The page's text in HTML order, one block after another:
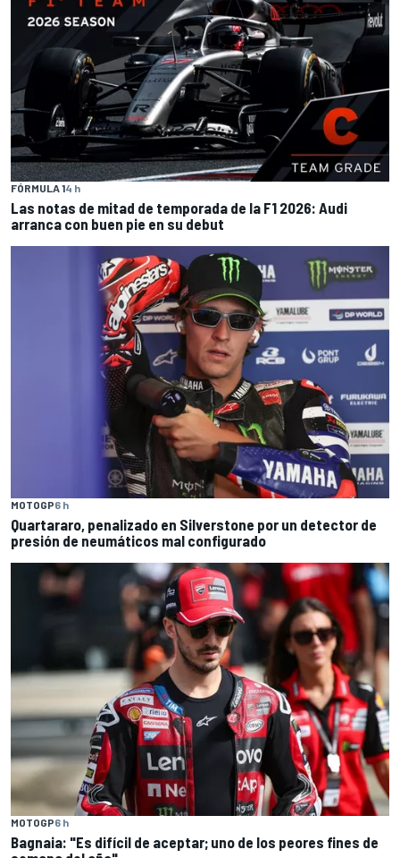
FÓRMULA 14 h
Las notas de mitad de temporada de la F1 2026: Audi
arranca con buen pie en su debut
MOTOGP6 h
Quartararo, penalizado en Silverstone por un detector de
presión de neumáticos mal configurado
MOTOGP6 h
Bagnaia: "Es difícil de aceptar; uno de los peores fines de